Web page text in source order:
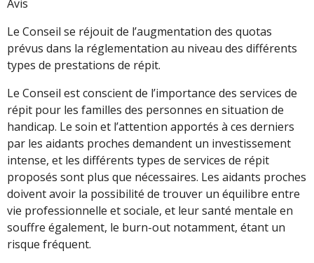
Avis
Le Conseil se réjouit de l’augmentation des quotas
prévus dans la réglementation au niveau des différents
types de prestations de répit.
Le Conseil est conscient de l’importance des services de
répit pour les familles des personnes en situation de
handicap. Le soin et l’attention apportés à ces derniers
par les aidants proches demandent un investissement
intense, et les différents types de services de répit
proposés sont plus que nécessaires. Les aidants proches
doivent avoir la possibilité de trouver un équilibre entre
vie professionnelle et sociale, et leur santé mentale en
souffre également, le burn-out notamment, étant un
risque fréquent.